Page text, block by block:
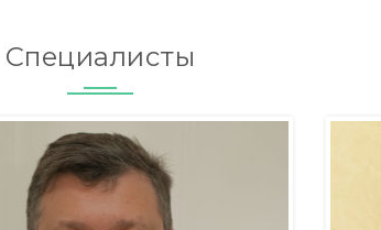
Специалисты